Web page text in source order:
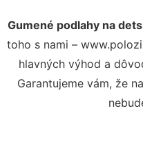
Gumené podlahy na
toho s nami –
hlavných výhod a
Garantujeme vám, že